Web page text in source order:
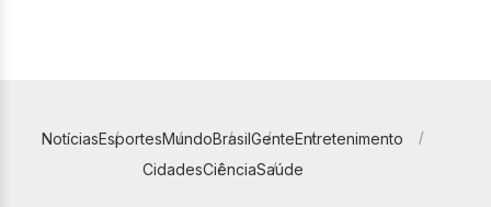
NotíciasEsportesMundoBrasilGenteEntretenimento
CidadesCiênciaSaúde